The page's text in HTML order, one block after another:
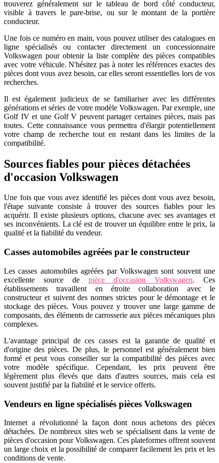
trouverez généralement sur le tableau de bord côté conducteur,
visible à travers le pare-brise, ou sur le montant de la portière
conducteur.
Une fois ce numéro en main, vous pouvez utiliser des catalogues en
ligne spécialisés ou contacter directement un concessionnaire
Volkswagen pour obtenir la liste complète des pièces compatibles
avec votre véhicule. N'hésitez pas à noter les références exactes des
pièces dont vous avez besoin, car elles seront essentielles lors de vos
recherches.
Il est également judicieux de se familiariser avec les différentes
générations et séries de votre modèle Volkswagen. Par exemple, une
Golf IV et une Golf V peuvent partager certaines pièces, mais pas
toutes. Cette connaissance vous permettra d'élargir potentiellement
votre champ de recherche tout en restant dans les limites de la
compatibilité.
Sources fiables pour pièces détachées
d'occasion Volkswagen
Une fois que vous avez identifié les pièces dont vous avez besoin,
l'étape suivante consiste à trouver des sources fiables pour les
acquérir. Il existe plusieurs options, chacune avec ses avantages et
ses inconvénients. La clé est de trouver un équilibre entre le prix, la
qualité et la fiabilité du vendeur.
Casses automobiles agréées par le constructeur
Les casses automobiles agréées par Volkswagen sont souvent une
excellente source de pièce d'occasion Volkswagen. Ces
établissements travaillent en étroite collaboration avec le
constructeur et suivent des normes strictes pour le démontage et le
stockage des pièces. Vous pouvez y trouver une large gamme de
composants, des éléments de carrosserie aux pièces mécaniques plus
complexes.
L'avantage principal de ces casses est la garantie de qualité et
d'origine des pièces. De plus, le personnel est généralement bien
formé et peut vous conseiller sur la compatibilité des pièces avec
votre modèle spécifique. Cependant, les prix peuvent être
légèrement plus élevés que dans d'autres sources, mais cela est
souvent justifié par la fiabilité et le service offerts.
Vendeurs en ligne spécialisés pièces Volkswagen
Internet a révolutionné la façon dont nous achetons des pièces
détachées. De nombreux sites web se spécialisent dans la vente de
pièces d'occasion pour Volkswagen. Ces plateformes offrent souvent
un large choix et la possibilité de comparer facilement les prix et les
conditions de vente.